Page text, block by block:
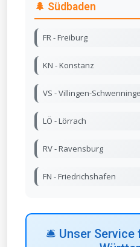
🌲 Südbaden
FR - Freiburg
KN - Konstanz
VS - Villingen-
LÖ - Lörrach
RV - Ravensburg
FN - Friedrichshafen
🛎️ Unser Service